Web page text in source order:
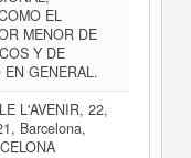
EL
MENOR DE
Y DE
EN GENERAL.
L'AVENIR, 22,
Barcelona,